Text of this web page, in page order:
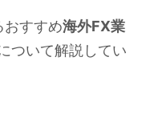
おすすめ海外FX業
ついて解説してい